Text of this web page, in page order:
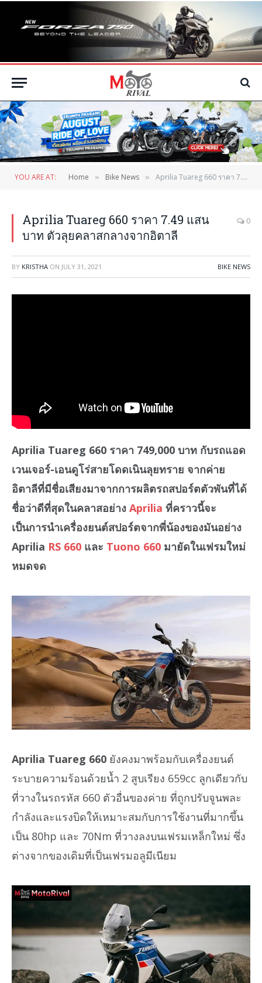
YOU ARE AT: Home » Bike News » Aprilia Tuareg 660 ราคา 7.49 แสนบาท ตัวลุยคลาสกลางจากอิตาลี
Aprilia Tuareg 660 ราคา 7.49 แสน
บาท ตัวลุยคลาสกลางจากอิตาลี
0
BY KRISTHA ON JULY 31, 2021 BIKE NEWS
Aprilia Tuareg 660 ราคา 749,000 บาท กับรถแอด
เวนเจอร์-เอนดูโร่สายโดดเนินลุยทราย จากค่าย
อิตาลีที่มีชื่อเสียงมาจากการผลิตรถสปอร์ตตัวพันที่ได้
ชื่อว่าดีที่สุดในคลาสอย่าง Aprilia ที่คราวนี้จะ
เป็นการนำเครื่องยนต์สปอร์ตจากพี่น้องของมันอย่าง
Aprilia RS 660 และ Tuono 660 มายัดในเฟรมใหม่
หมดจด
Aprilia Tuareg 660 ยังคงมาพร้อมกับเครื่องยนต์
ระบายความร้อนด้วยน้ำ 2 สูบเรียง 659cc ลูกเดียวกับ
ที่วางในรถรหัส 660 ตัวอื่นของค่าย ที่ถูกปรับจูนพละ
กำลังและแรงบิดให้เหมาะสมกับการใช้งานที่มากขึ้น
เป็น 80hp และ 70Nm ที่วางลงบนเฟรมเหล็กใหม่ ซึ่ง
ต่างจากของเดิมที่เป็นเฟรมอลูมีเนียม